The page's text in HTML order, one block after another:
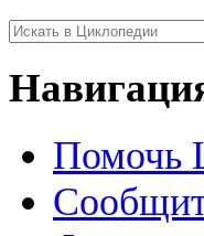
Помочь